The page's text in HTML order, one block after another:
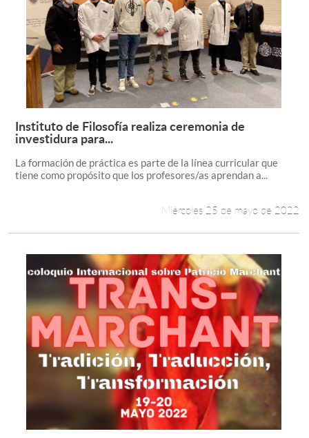
Leer más +
Instituto de Filosofía realiza ceremonia de
investidura para...
La formación de práctica es parte de la línea curricular que
tiene como propósito que los profesores/as aprendan a...
Miércoles 25 de mayo de 2022